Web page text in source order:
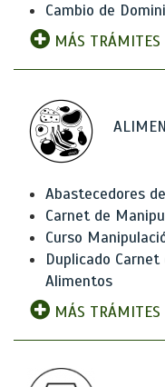
Cambio de
MÁS TRÁMITES
Abastecedores
Carnet de
Curso
Duplicado
Alimentos
MÁS TRÁMITES